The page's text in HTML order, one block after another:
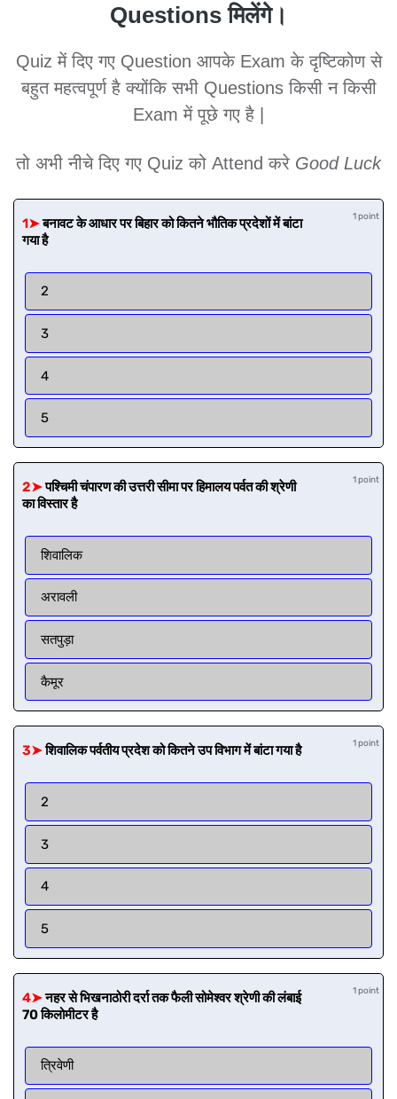
Questions मिलेंगे।
Quiz में दिए गए Question आपके Exam के दृष्टिकोण से
बहुत महत्वपूर्ण है क्योंकि सभी Questions किसी न किसी
Exam में पूछे गए है |
तो अभी नीचे दिए गए Quiz को Attend करे Good Luck
1➤बनावट के आधार पर बिहार को कितने भौतिक प्रदेशों में बांटा
गया है
1 point
2
3
4
5
2➤पश्चिमी चंपारण की उत्तरी सीमा पर हिमालय पर्वत की श्रेणी
का विस्तार है
1 point
शिवालिक
अरावली
सतपुड़ा
कैमूर
3➤शिवालिक पर्वतीय प्रदेश को कितने उप विभाग में बांटा गया है 1 point
2
3
4
5
4➤नहर से भिखनाठोरी दर्रा तक फैली सोमेश्वर श्रेणी की लंबाई
70 किलोमीटर है
1 point
त्रिवेणी